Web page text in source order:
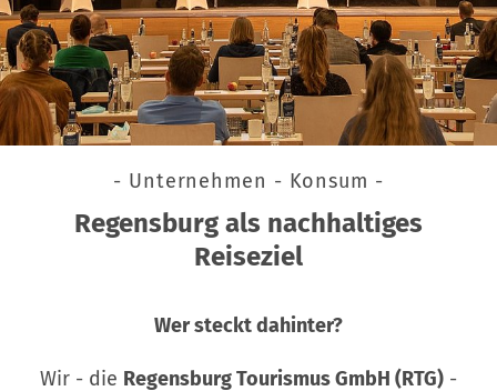
- Unternehmen - Konsum -
Regensburg als nachhaltiges
Reiseziel
Wer steckt dahinter?
Wir - die Regensburg Tourismus GmbH (RTG) -